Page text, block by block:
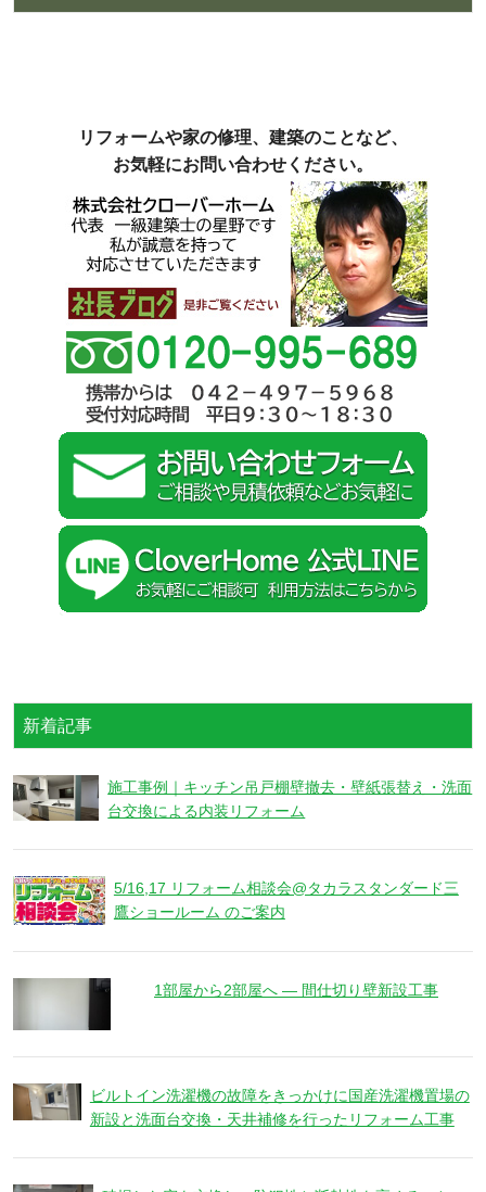
リフォームや家の修理、建築のことなど、
お気軽にお問い合わせください。
新着記事
施工事例｜キッチン吊戸棚壁撤去・壁紙張替え・洗面
台交換による内装リフォーム
5/16,17 リフォーム相談会@タカラスタンダード三
鷹ショールーム のご案内
1部屋から2部屋へ ― 間仕切り壁新設工事
ビルトイン洗濯機の故障をきっかけに国産洗濯機置場の
新設と洗面台交換・天井補修を行ったリフォーム工事